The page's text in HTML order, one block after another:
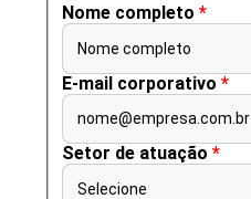
Nome completo *
Nome completo
E-mail corporativo *
nome@empresa.com.br
Setor de atuação *
Selecione